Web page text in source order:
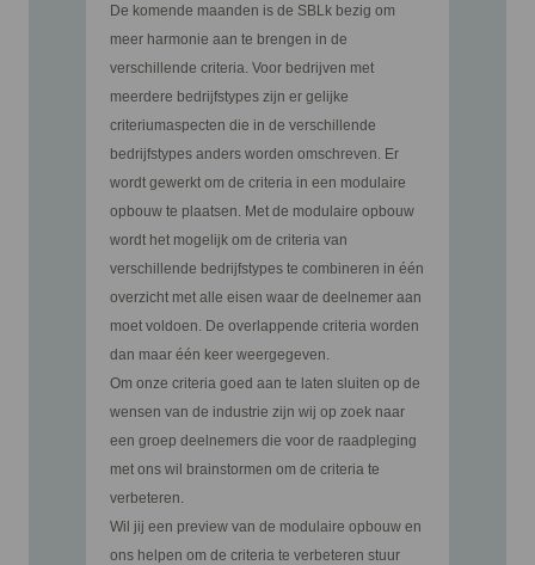
De komende maanden is de SBLk bezig om
meer harmonie aan te brengen in de
verschillende criteria. Voor bedrijven met
meerdere bedrijfstypes zijn er gelijke
criteriumaspecten die in de verschillende
bedrijfstypes anders worden omschreven. Er
wordt gewerkt om de criteria in een modulaire
opbouw te plaatsen. Met de modulaire opbouw
wordt het mogelijk om de criteria van
verschillende bedrijfstypes te combineren in één
overzicht met alle eisen waar de deelnemer aan
moet voldoen. De overlappende criteria worden
dan maar één keer weergegeven.
Om onze criteria goed aan te laten sluiten op de
wensen van de industrie zijn wij op zoek naar
een groep deelnemers die voor de raadpleging
met ons wil brainstormen om de criteria te
verbeteren.
Wil jij een preview van de modulaire opbouw en
ons helpen om de criteria te verbeteren stuur